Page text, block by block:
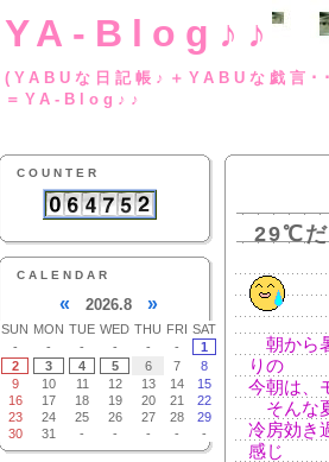
YA-Blog♪♪
(YABUな日記帳♪
＝YA-Blog♪♪
COUNTER
CALENDAR
« 2026.8 »
SUN MON TUE WED THU FRI SAT
-
- - - - -
1
2
3 4 5 6 7
8
9
10 11 12 13 14
15
16
17 18 19 20 21
22
23
24 25 26 27 28
29
30
31 - - - - -
29℃だ
朝から
りの
今朝は、
そんな
冷房効き
感じ